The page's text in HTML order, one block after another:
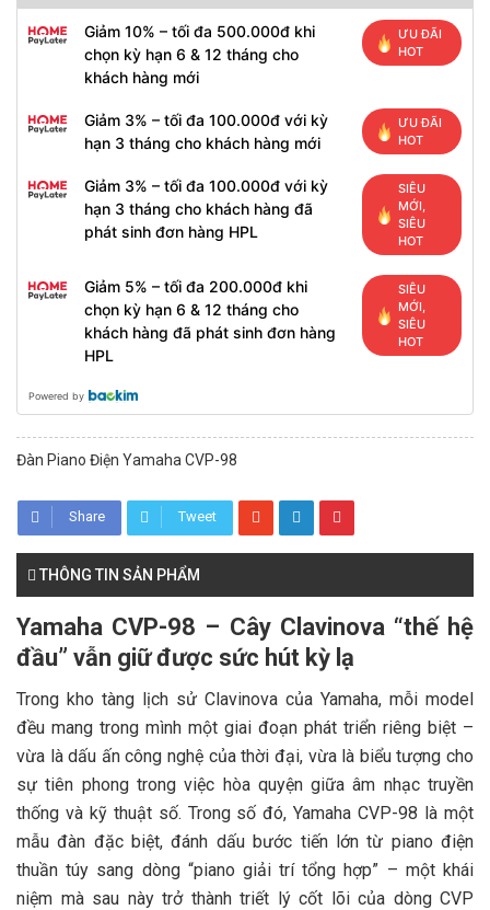
Giảm 10% – tối đa 500.000đ khi
chọn kỳ hạn 6 & 12 tháng cho
khách hàng mới
ƯU ĐÃI
HOT
Giảm 3% – tối đa 100.000đ với kỳ
hạn 3 tháng cho khách hàng mới
ƯU ĐÃI
HOT
Giảm 3% – tối đa 100.000đ với kỳ
hạn 3 tháng cho khách hàng đã
phát sinh đơn hàng HPL
SIÊU
MỚI,
SIÊU
HOT
Giảm 5% – tối đa 200.000đ khi
chọn kỳ hạn 6 & 12 tháng cho
khách hàng đã phát sinh đơn hàng
HPL
SIÊU
MỚI,
SIÊU
HOT
Powered by
Đàn Piano Điện Yamaha CVP-98
Share Tweet
THÔNG TIN SẢN PHẨM
Yamaha CVP-98 – Cây Clavinova “thế hệ
đầu” vẫn giữ được sức hút kỳ lạ
Trong kho tàng lịch sử Clavinova của Yamaha, mỗi model
đều mang trong mình một giai đoạn phát triển riêng biệt –
vừa là dấu ấn công nghệ của thời đại, vừa là biểu tượng cho
sự tiên phong trong việc hòa quyện giữa âm nhạc truyền
thống và kỹ thuật số. Trong số đó, Yamaha CVP-98 là một
mẫu đàn đặc biệt, đánh dấu bước tiến lớn từ piano điện
thuần túy sang dòng “piano giải trí tổng hợp” – một khái
niệm mà sau này trở thành triết lý cốt lõi của dòng CVP